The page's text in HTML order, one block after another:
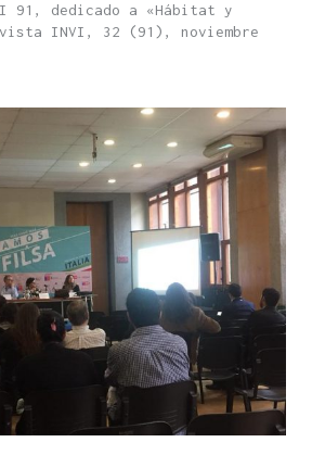
91, dedicado a «Hábitat y
INVI, 32 (91), noviembre